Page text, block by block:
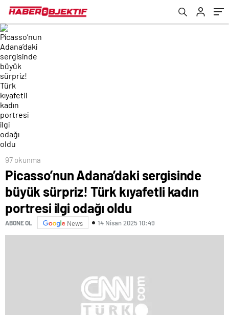
odağı oldu
97 okunma
Picasso’nun Adana’daki sergisinde
büyük sürpriz! Türk kıyafetli kadın
portresi ilgi odağı oldu
ABONE OL News 14 Nisan 2025 10:49